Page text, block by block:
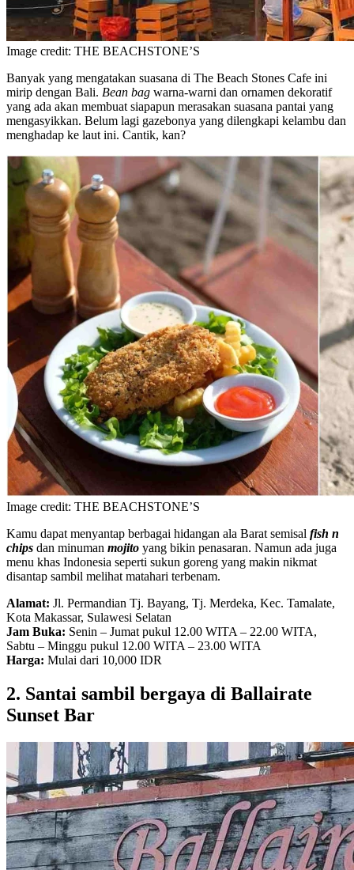
Image credit: THE BEACHSTONE’S
Banyak yang mengatakan suasana di The Beach Stones Cafe ini
mirip dengan Bali. Bean bag warna-warni dan ornamen dekoratif
yang ada akan membuat siapapun merasakan suasana pantai yang
mengasyikkan. Belum lagi gazebonya yang dilengkapi kelambu dan
menghadap ke laut ini. Cantik, kan?
Image credit: THE BEACHSTONE’S
Kamu dapat menyantap berbagai hidangan ala Barat semisal fish n
chips dan minuman mojito yang bikin penasaran. Namun ada juga
menu khas Indonesia seperti sukun goreng yang makin nikmat
disantap sambil melihat matahari terbenam.
Alamat: Jl. Permandian Tj. Bayang, Tj. Merdeka, Kec. Tamalate,
Kota Makassar, Sulawesi Selatan
Jam Buka: Senin – Jumat pukul 12.00 WITA – 22.00 WITA,
Sabtu – Minggu pukul 12.00 WITA – 23.00 WITA
Harga: Mulai dari 10,000 IDR
2. Santai sambil bergaya di Ballairate
Sunset Bar